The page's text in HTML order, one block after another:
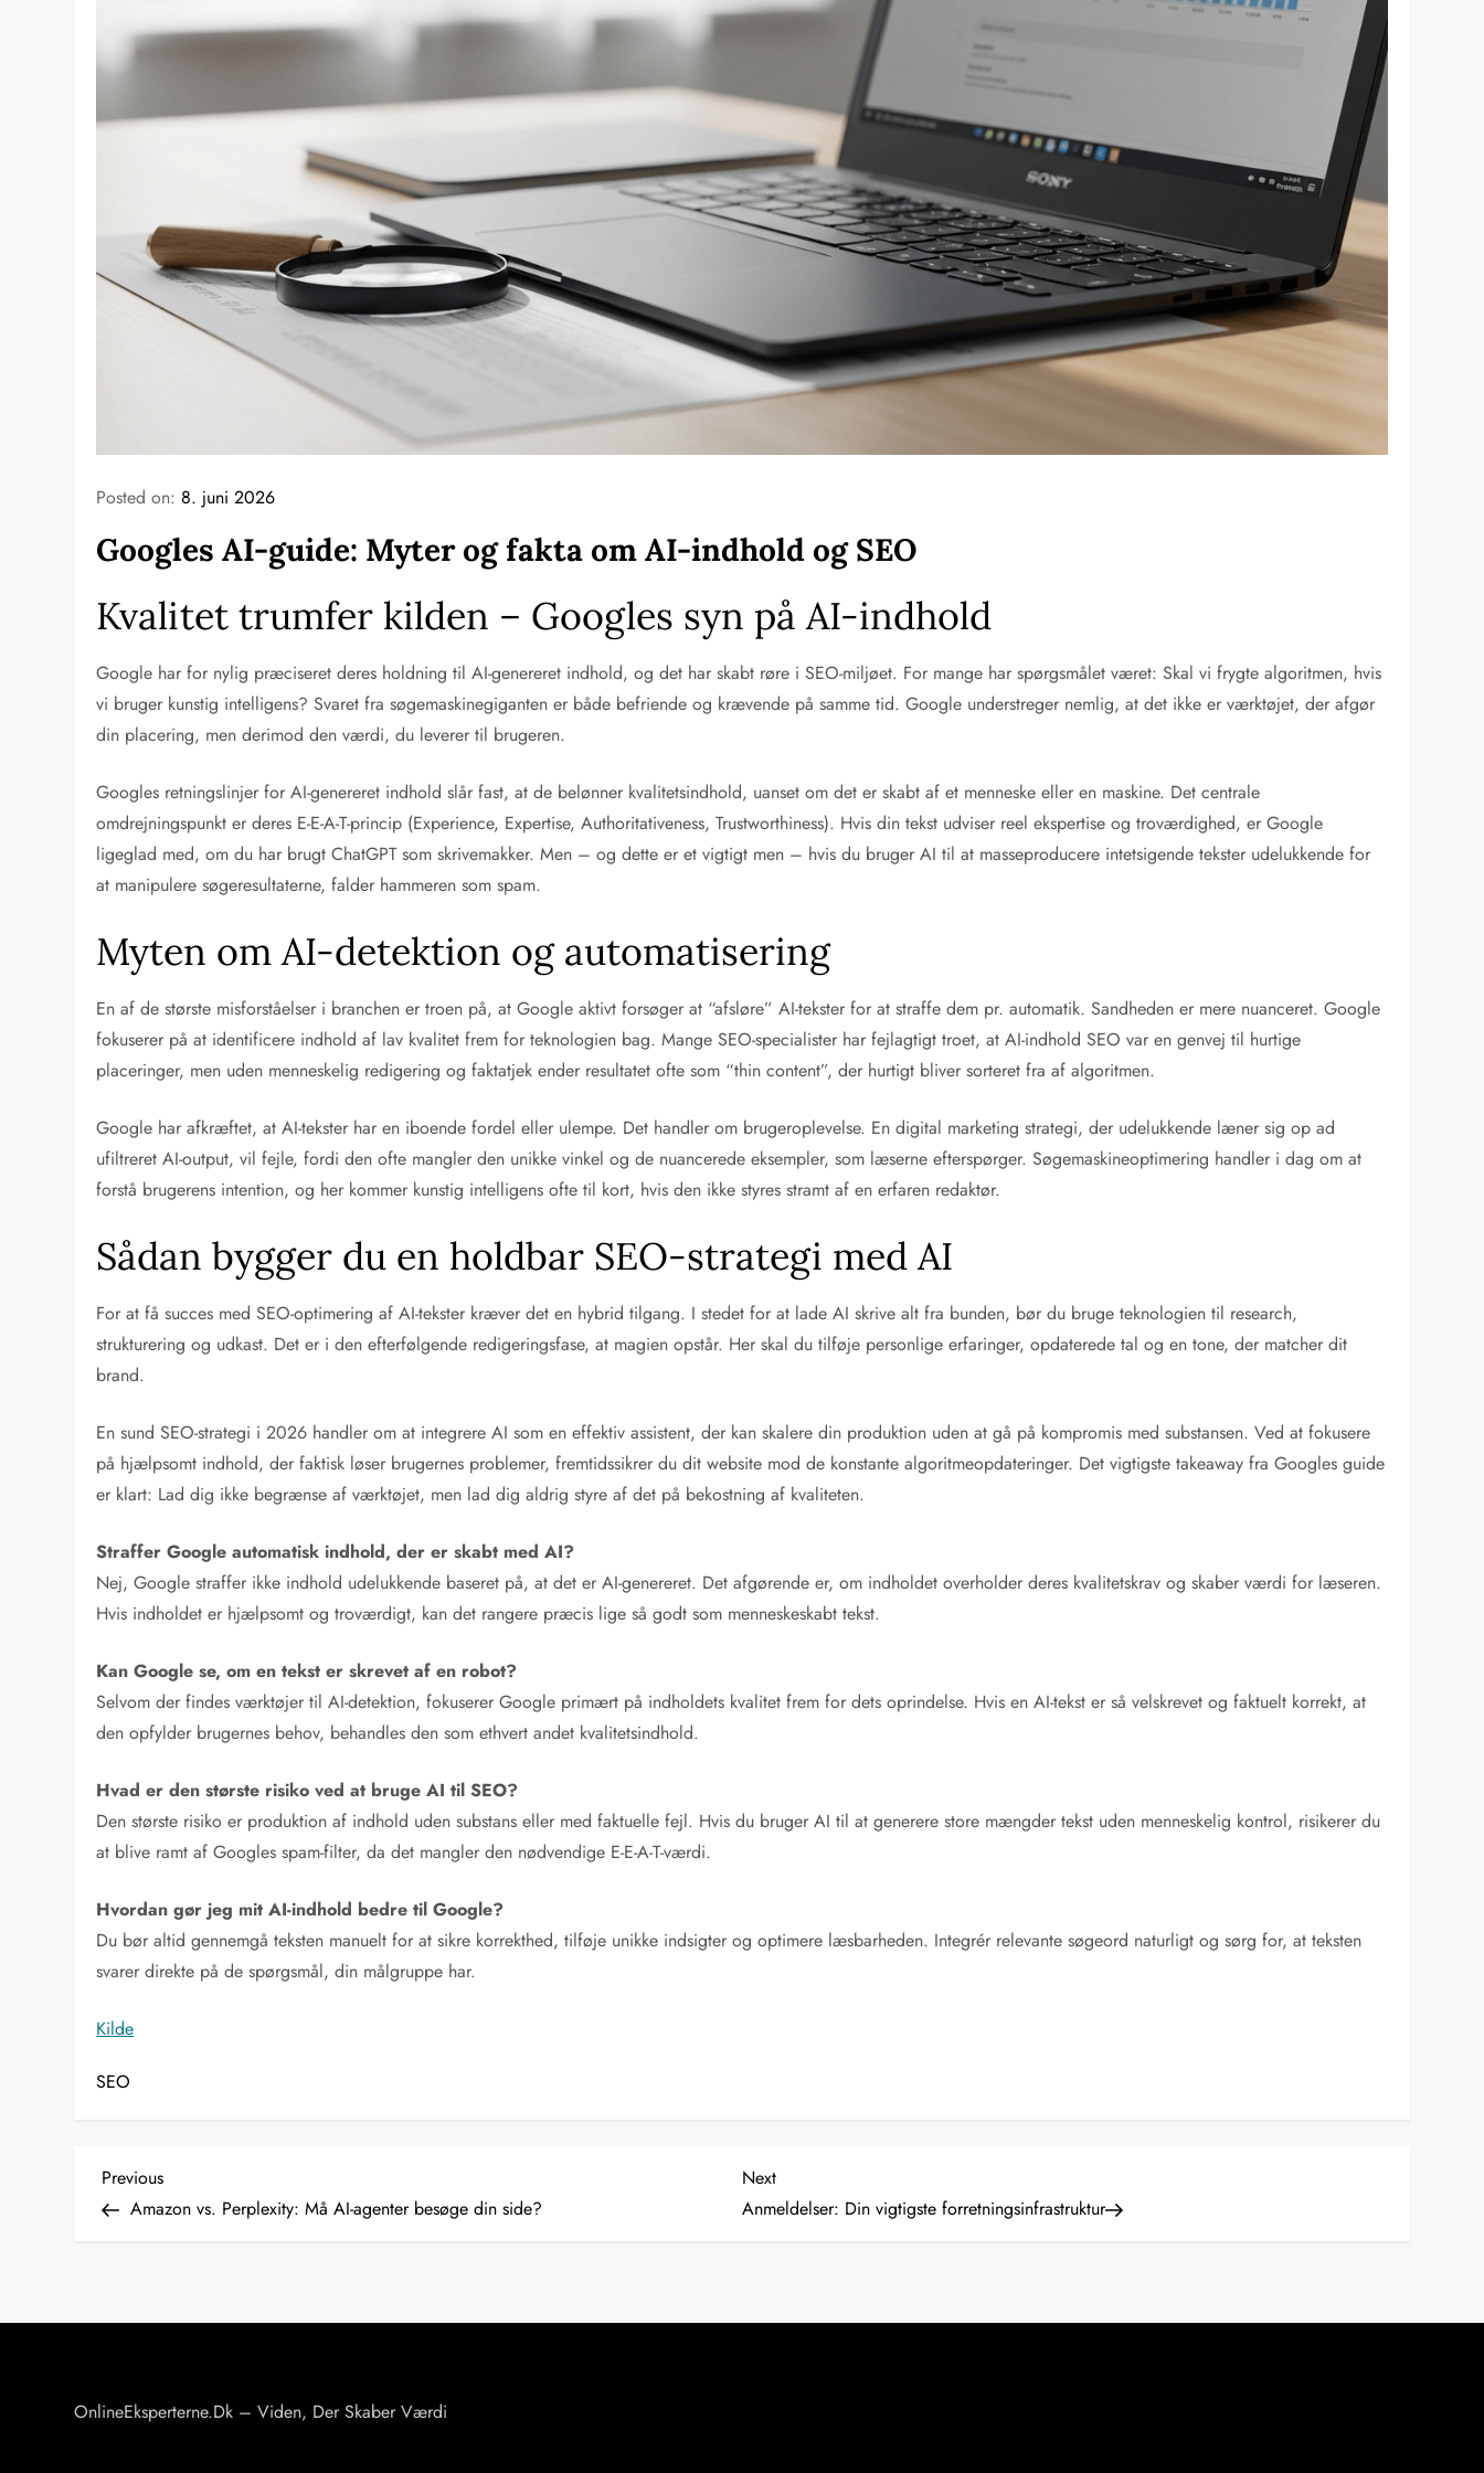
Posted on: 8. juni 2026
Googles AI-guide: Myter og fakta om AI-indhold og SEO
Kvalitet trumfer kilden – Googles syn på AI-indhold
Google har for nylig præciseret deres holdning til AI-genereret indhold, og det har skabt røre i SEO-miljøet. For mange har spørgsmålet været: Skal vi frygte algoritmen, hvis
vi bruger kunstig intelligens? Svaret fra søgemaskinegiganten er både befriende og krævende på samme tid. Google understreger nemlig, at det ikke er værktøjet, der afgør
din placering, men derimod den værdi, du leverer til brugeren.
Googles retningslinjer for AI-genereret indhold slår fast, at de belønner kvalitetsindhold, uanset om det er skabt af et menneske eller en maskine. Det centrale
omdrejningspunkt er deres E-E-A-T-princip (Experience, Expertise, Authoritativeness, Trustworthiness). Hvis din tekst udviser reel ekspertise og troværdighed, er Google
ligeglad med, om du har brugt ChatGPT som skrivemakker. Men – og dette er et vigtigt men – hvis du bruger AI til at masseproducere intetsigende tekster udelukkende for
at manipulere søgeresultaterne, falder hammeren som spam.
Myten om AI-detektion og automatisering
En af de største misforståelser i branchen er troen på, at Google aktivt forsøger at “afsløre” AI-tekster for at straffe dem pr. automatik. Sandheden er mere nuanceret. Google
fokuserer på at identificere indhold af lav kvalitet frem for teknologien bag. Mange SEO-specialister har fejlagtigt troet, at AI-indhold SEO var en genvej til hurtige
placeringer, men uden menneskelig redigering og faktatjek ender resultatet ofte som “thin content”, der hurtigt bliver sorteret fra af algoritmen.
Google har afkræftet, at AI-tekster har en iboende fordel eller ulempe. Det handler om brugeroplevelse. En digital marketing strategi, der udelukkende læner sig op ad
ufiltreret AI-output, vil fejle, fordi den ofte mangler den unikke vinkel og de nuancerede eksempler, som læserne efterspørger. Søgemaskineoptimering handler i dag om at
forstå brugerens intention, og her kommer kunstig intelligens ofte til kort, hvis den ikke styres stramt af en erfaren redaktør.
Sådan bygger du en holdbar SEO-strategi med AI
For at få succes med SEO-optimering af AI-tekster kræver det en hybrid tilgang. I stedet for at lade AI skrive alt fra bunden, bør du bruge teknologien til research,
strukturering og udkast. Det er i den efterfølgende redigeringsfase, at magien opstår. Her skal du tilføje personlige erfaringer, opdaterede tal og en tone, der matcher dit
brand.
En sund SEO-strategi i 2026 handler om at integrere AI som en effektiv assistent, der kan skalere din produktion uden at gå på kompromis med substansen. Ved at fokusere
på hjælpsomt indhold, der faktisk løser brugernes problemer, fremtidssikrer du dit website mod de konstante algoritmeopdateringer. Det vigtigste takeaway fra Googles guide
er klart: Lad dig ikke begrænse af værktøjet, men lad dig aldrig styre af det på bekostning af kvaliteten.
Straffer Google automatisk indhold, der er skabt med AI?
Nej, Google straffer ikke indhold udelukkende baseret på, at det er AI-genereret. Det afgørende er, om indholdet overholder deres kvalitetskrav og skaber værdi for læseren.
Hvis indholdet er hjælpsomt og troværdigt, kan det rangere præcis lige så godt som menneskeskabt tekst.
Kan Google se, om en tekst er skrevet af en robot?
Selvom der findes værktøjer til AI-detektion, fokuserer Google primært på indholdets kvalitet frem for dets oprindelse. Hvis en AI-tekst er så velskrevet og faktuelt korrekt, at
den opfylder brugernes behov, behandles den som ethvert andet kvalitetsindhold.
Hvad er den største risiko ved at bruge AI til SEO?
Den største risiko er produktion af indhold uden substans eller med faktuelle fejl. Hvis du bruger AI til at generere store mængder tekst uden menneskelig kontrol, risikerer du
at blive ramt af Googles spam-filter, da det mangler den nødvendige E-E-A-T-værdi.
Hvordan gør jeg mit AI-indhold bedre til Google?
Du bør altid gennemgå teksten manuelt for at sikre korrekthed, tilføje unikke indsigter og optimere læsbarheden. Integrér relevante søgeord naturligt og sørg for, at teksten
svarer direkte på de spørgsmål, din målgruppe har.
Kilde
SEO
I
l
g
Previous
Post
Previous
Amazon vs. Perplexity: Må AI-agenter besøge din side?
Next
Post
Next
Anmeldelser: Din vigtigste forretningsinfrastruktur
OnlineEksperterne.dk – Viden, Der Skaber Værdi